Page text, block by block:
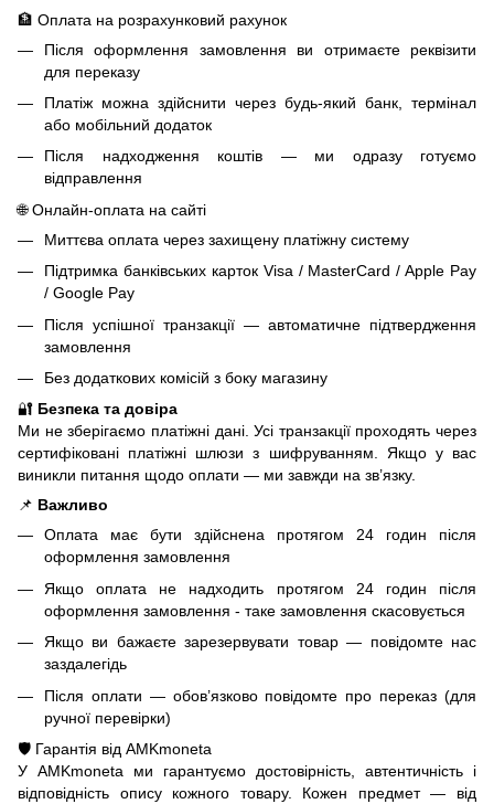
🏦 Оплата на розрахунковий рахунок
Після оформлення замовлення ви отримаєте реквізити
для переказу
Платіж можна здійснити через будь-який банк, термінал
або мобільний додаток
Після надходження коштів — ми одразу готуємо
відправлення
🌐 Онлайн-оплата на сайті
Миттєва оплата через захищену платіжну систему
Підтримка банківських карток Visa / MasterCard / Apple Pay
/ Google Pay
Після успішної транзакції — автоматичне підтвердження
замовлення
Без додаткових комісій з боку магазину
🔐 Безпека та довіра
Ми не зберігаємо платіжні дані. Усі транзакції проходять через
сертифіковані платіжні шлюзи з шифруванням. Якщо у вас
виникли питання щодо оплати — ми завжди на зв’язку.
📌 Важливо
Оплата має бути здійснена протягом 24 годин після
оформлення замовлення
Якщо оплата не надходить протягом 24 годин після
оформлення замовлення - таке замовлення скасовується
Якщо ви бажаєте зарезервувати товар — повідомте нас
заздалегідь
Після оплати — обов’язково повідомте про переказ (для
ручної перевірки)
🛡️ Гарантія від AMKmoneta
У AMKmoneta ми гарантуємо достовірність, автентичність і
відповідність опису кожного товару. Кожен предмет — від